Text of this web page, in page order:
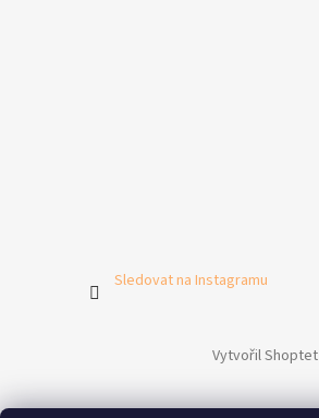
Sledovat na Instagramu
Vytvořil Shoptet